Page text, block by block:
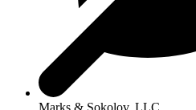
Marks & Sokolov, LLC